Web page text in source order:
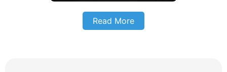
Read More